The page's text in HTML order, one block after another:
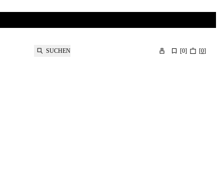
SUCHEN [0] [0]